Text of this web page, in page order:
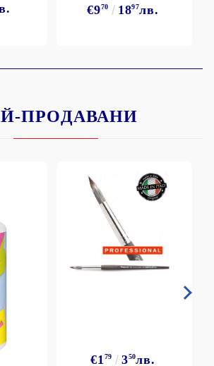
€970 1897лв.
ПРОДАВАНИ
€179 350лв.